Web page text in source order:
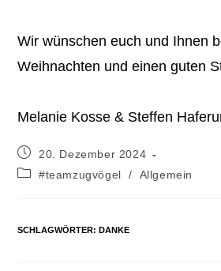
Wir wünschen euch und Ihnen
Weihnachten und einen guten
Melanie Kosse & Steffen
Beitrag
veröffentlicht:
20. Dezember 2024
Beitrags-
#teamzugvögel / Allgemein
SCHLAGWÖRTER:DANKE